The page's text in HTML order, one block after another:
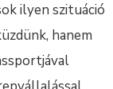
ilyen szituáció
hanem